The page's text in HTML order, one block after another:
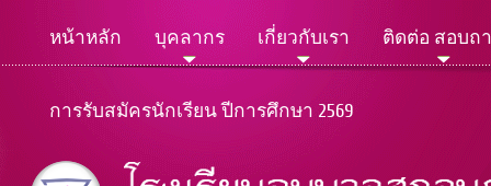
หน้าหลัก บุคลากร เกี่ยวกับเรา ติดต่อ สอบถ
การรับสมัครนักเรียน ปีการศึกษา 2569